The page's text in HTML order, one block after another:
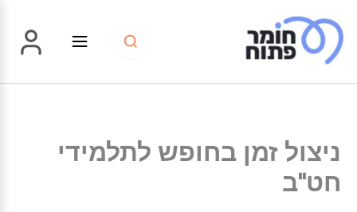
לתוכן
ניצול זמן בחופש לתלמידי
חט"ב